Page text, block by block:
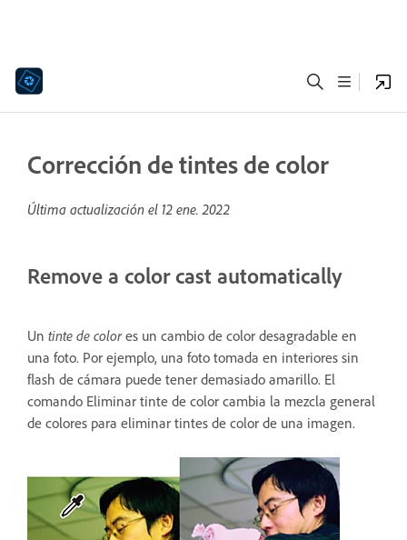
Corrección de tintes de color
Última actualización el 12 ene. 2022
Remove a color cast automatically
Un tinte de colores un cambio de color desagradable en
una foto. Por ejemplo, una foto tomada en interiores sin
flash de cámara puede tener demasiado amarillo. El
comando Eliminar tinte de color cambia la mezcla general
de colores para eliminar tintes de color de una imagen.